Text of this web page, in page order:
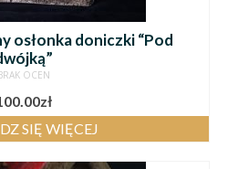
osłonka doniczki “Pod
OCEN
zł
SIĘ WIĘCEJ